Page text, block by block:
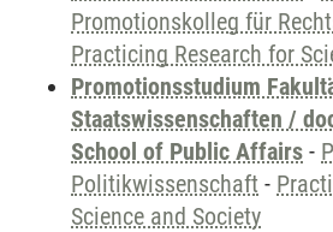
Promotionskolleg für
Practicing Research for
Promotionsstudium
Staatswissenschaften /
School of Public Affairs -
Politikwissenschaft -
Science and Society